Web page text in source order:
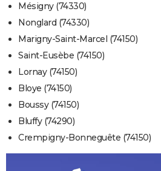
Mésigny (74330)
Nonglard (74330)
Marigny-Saint-Marcel (74150)
Saint-Eusèbe (74150)
Lornay (74150)
Bloye (74150)
Boussy (74150)
Bluffy (74290)
Crempigny-Bonneguête (74150)